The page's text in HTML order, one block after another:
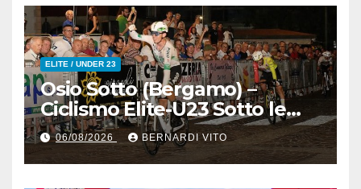
ELITE / UNDER 23
Osio Sotto (Bergamo) –
Ciclismo Elite-U23 Sotto le
Stelle : Kevin Bertoncelli (SC
Padovani-Polo Cherry Bank)
su Andrea Biancalani
06/08/2026 BERNARDI VITO